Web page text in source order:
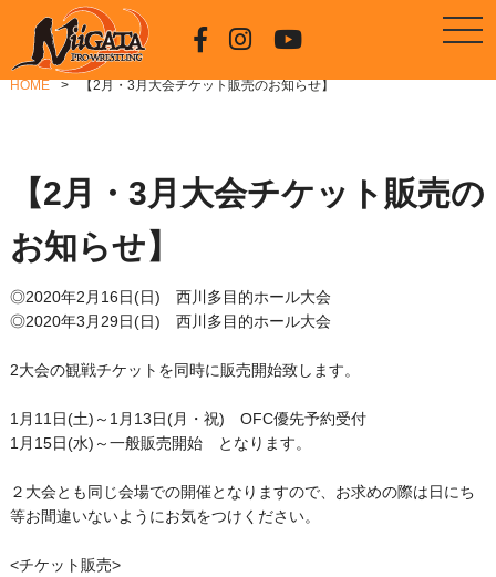
HOME 【2月・3月大会チケット販売のお知らせ】
【2月・3月大会チケット販売の
お知らせ】
◎2020年2月16日(日) 西川多目的ホール大会
◎2020年3月29日(日) 西川多目的ホール大会
2大会の観戦チケットを同時に販売開始致します。
1月11日(土)～1月13日(月・祝) OFC優先予約受付
1月15日(水)～一般販売開始 となります。
２大会とも同じ会場での開催となりますので、お求めの際は日にち
等お間違いないようにお気をつけください。
<チケット販売>